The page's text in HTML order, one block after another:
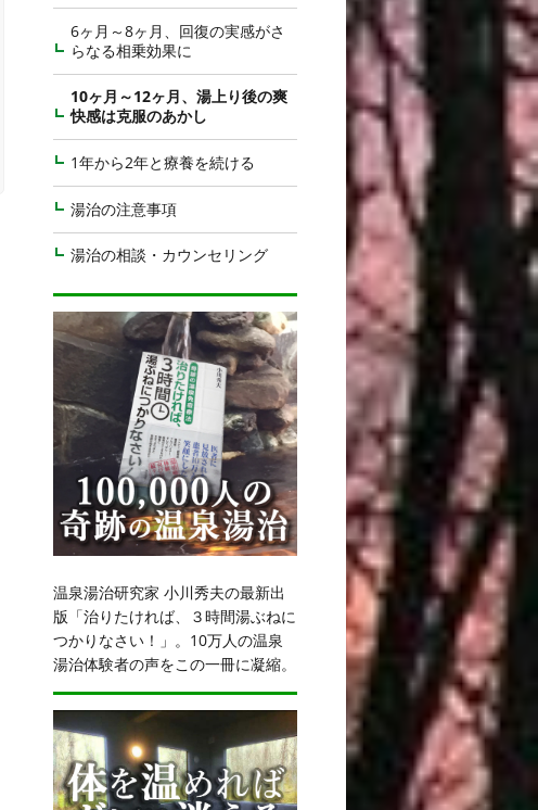
6ヶ月～8ヶ月、回復の実感がさ
らなる相乗効果に
10ヶ月～12ヶ月、湯上り後の爽
快感は克服のあかし
1年から2年と療養を続ける
湯治の注意事項
湯治の相談・カウンセリング
温泉湯治研究家 小川秀夫の最新出
版「治りたければ、３時間湯ぶねに
つかりなさい！」。10万人の温泉
湯治体験者の声をこの一冊に凝縮。